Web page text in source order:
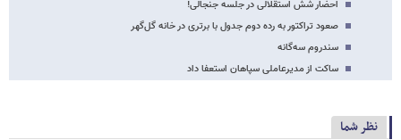
احضار شش استقلالی در جلسه جنجالی!
صعود تراکتور به رده دوم جدول با برتری در خانه گل‌گهر
سندروم سه‌گانه
ساکت از مدیرعاملی سپاهان استعفا داد
نظر شما